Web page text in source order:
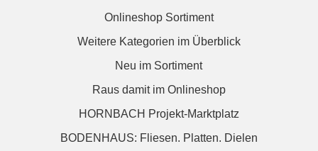
Onlineshop Sortiment
Weitere Kategorien im Überblick
Neu im Sortiment
Raus damit im Onlineshop
HORNBACH Projekt-Marktplatz
BODENHAUS: Fliesen. Platten. Dielen